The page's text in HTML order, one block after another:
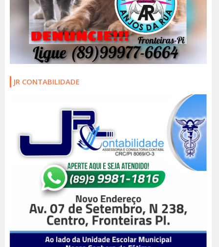
JR CONTABILIDADE